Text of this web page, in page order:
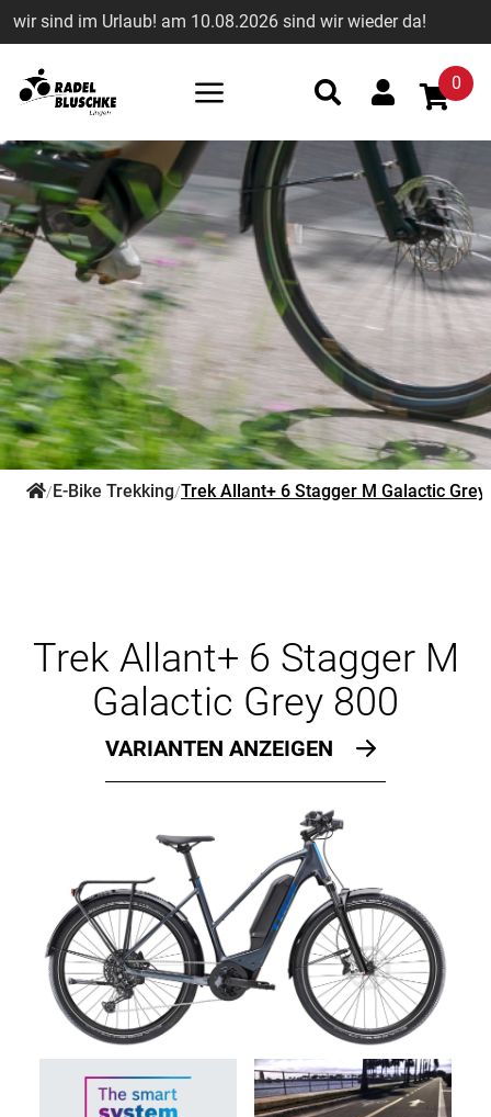
wir sind im Urlaub! am 10.08.2026 sind wir wieder da!
0
/E-Bike Trekking/Trek Allant+ 6 Stagger M Galactic Grey
Trek Allant+ 6 Stagger M
Galactic Grey 800
VARIANTEN ANZEIGEN